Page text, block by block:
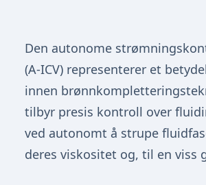
Den autonome
(A-ICV) representerer et
innen
tilbyr presis kontroll over
ved autonomt å strupe
deres viskositet og, til en viss